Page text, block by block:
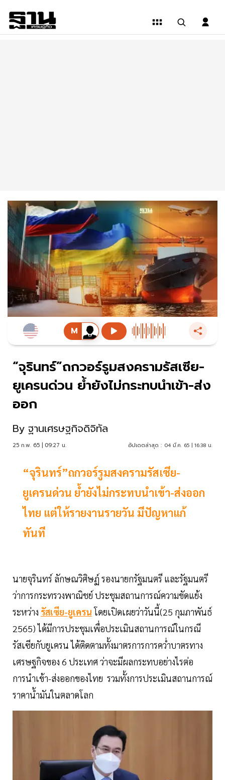
“จุรินทร์”ถกวอร์รูมสงครามรัสเซีย-
ยูเครนด่วน ย้ำยังไม่กระทบนำเข้า-ส่ง
ออก
By ฐานเศรษฐกิจดิจิทัล
25 ก.พ. 65 | 09:27 น. อัปเดตล่าสุด : 04 มี.ค. 65 | 16:38 น.
“จุรินทร์”ถกวอร์รูมสงครามรัสเซีย-
ยูเครนด่วน ย้ำยังไม่กระทบนำเข้า-ส่งออก
ไทย แต่ให้รายงานรายวัน มีปัญหาแก้
ทันที
นายจุรินทร์ ลักษณวิศิษฏ์ รองนายกรัฐมนตรี และรัฐมนตรี
ว่าการกระทรวงพาณิชย์ ประชุมสถานการณ์ความขัดแย้ง
ระหว่าง รัสเซีย-ยูเครนโดยเปิดเผยว่าวันนี้(25 กุมภาพันธ์
2565) ได้มีการประชุมเพื่อประเมินสถานการณ์ในกรณี
รัสเซียกับยูเครน ได้ติดตามทั้งมาตรการการคว่ำบาตรทาง
เศรษฐกิจของ 6 ประเทศ ว่าจะมีผลกระทบอย่างไรต่อ
การนำเข้า-ส่งออกของไทย รวมทั้งการประเมินสถานการณ์
ราคาน้ำมันในตลาดโลก